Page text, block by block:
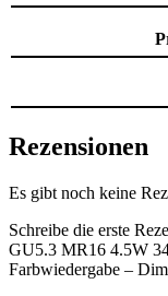
Rezensionen
Es gibt noch keine
Schreibe die erste
GU5.3 MR16 4.5W
Farbwiedergabe –